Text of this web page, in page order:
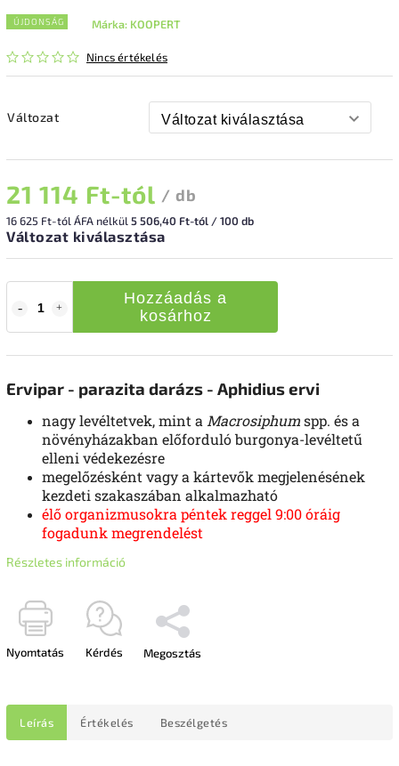
ÚJDONSÁG
Nincs értékelés
Márka: KOOPERT
Változat
21 114 Ft-tól / db
16 625 Ft-tól ÁFA nélkül 5 506,40 Ft-tól / 100 db
Változat kiválasztása
Hozzáadás a
kosárhoz
Ervipar - parazita darázs - Aphidius ervi
nagy levéltetvek, mint a Macrosiphumspp. és a
növényházakban előforduló burgonya-levéltetű
elleni védekezésre
megelőzésként vagy a kártevők megjelenésének
kezdeti szakaszában alkalmazható
élő organizmusokra péntek reggel 9:00 óráig
fogadunk megrendelést
Részletes információ
Nyomtatás Kérdés Megosztás
Leírás Értékelés Beszélgetés